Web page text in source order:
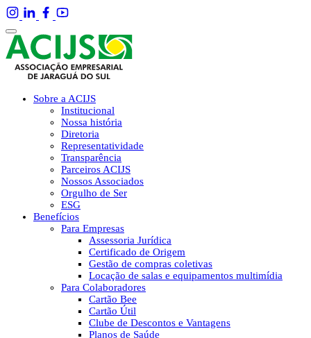
Sobre a ACIJS
Institucional
Nossa história
Diretoria
Representatividade
Transparência
Parceiros ACIJS
Nossos Associados
Orgulho de Ser
ESG
Benefícios
Para Empresas
Assessoria Jurídica
Certificado de Origem
Gestão de compras coletivas
Locação de salas e equipamentos multimídia
Para Colaboradores
Cartão Bee
Cartão Útil
Clube de Descontos e Vantagens
Planos de Saúde